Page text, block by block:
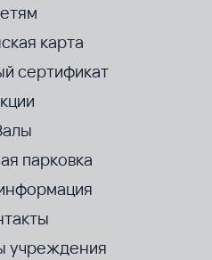
карта
сертификат
парковка
учреждения